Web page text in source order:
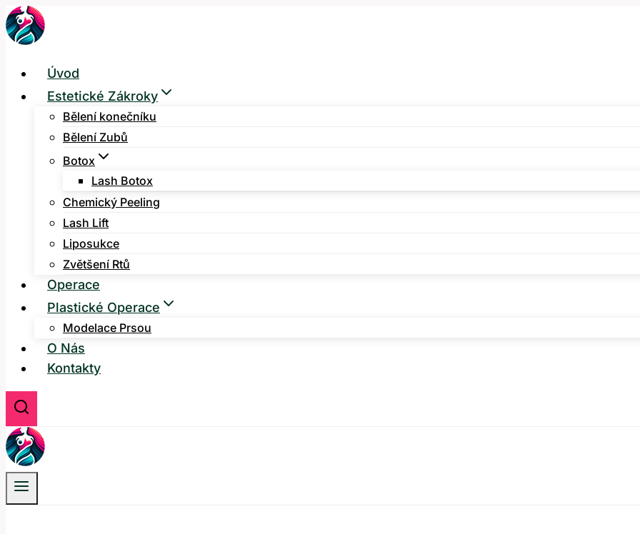
Přeskočit
na
Úvod
Estetické Zákroky
Bělení konečníku
Bělení Zubů
Botox
Lash Botox
Chemický Peeling
Lash Lift
Liposukce
Zvětšení Rtů
Operace
Plastické Operace
Modelace Prsou
O Nás
Kontakty